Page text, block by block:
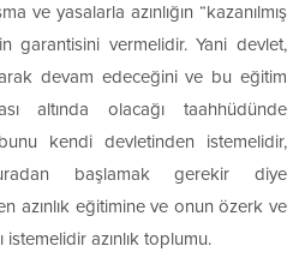
ve yasalarla azınlığın “kazanılmış
garantisini vermelidir. Yani devlet,
devam edeceğini ve bu eğitim
altında olacağı taahhüdünde
kendi devletinden istemelidir,
başlamak gerekir diye
azınlık eğitimine ve onun özerk ve
istemelidir azınlık toplumu.